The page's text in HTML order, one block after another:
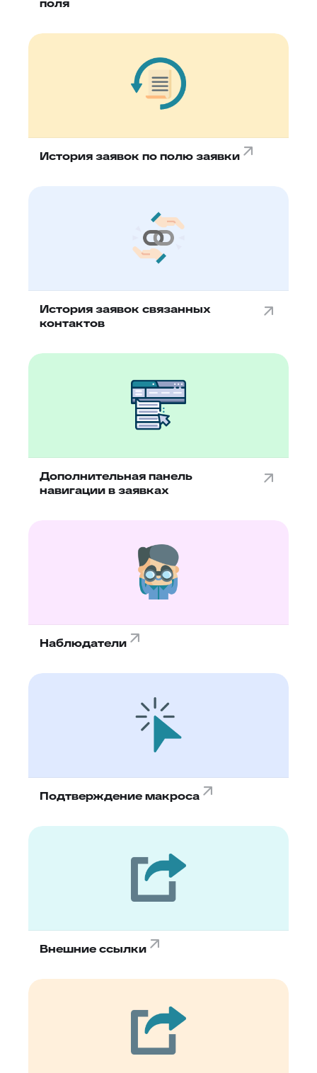
поля
История заявок по полю заявки
История заявок связанных
контактов
Дополнительная панель
навигации в заявках
Наблюдатели
Подтверждение макроса
Внешние ссылки